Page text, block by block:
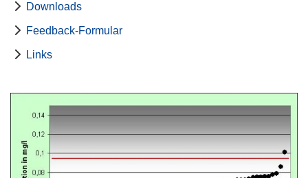
Downloads
Feedback-Formular
Links